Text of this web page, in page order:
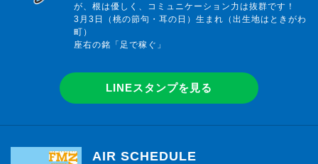
が、根は優しく、コミュニケーション力は抜群です！
3月3日（桃の節句・耳の日）生まれ（出生地はときがわ
町）
座右の銘「足で稼ぐ」
LINEスタンプを見る
AIR SCHEDULE